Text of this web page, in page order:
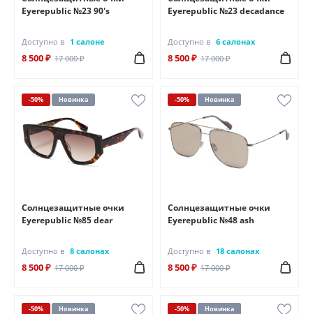
Eyerepublic №23 90's
Доступно в 1 салоне
8 500 ₽ 17 000 ₽
Eyerepublic №23 decadance
Доступно в 6 салонах
8 500 ₽ 17 000 ₽
-50% Новинка
Солнцезащитные очки
Eyerepublic №85 dear
Доступно в 8 салонах
8 500 ₽ 17 000 ₽
-50% Новинка
Солнцезащитные очки
Eyerepublic №48 ash
Доступно в 18 салонах
8 500 ₽ 17 000 ₽
-50% Новинка -50% Новинка